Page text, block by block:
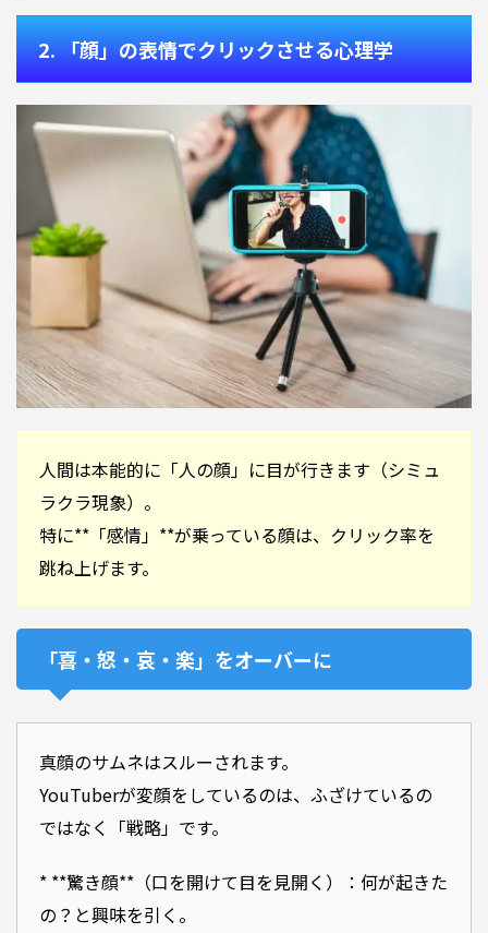
2. 「顔」の表情でクリックさせる心理学
人間は本能的に「人の顔」に目が行きます（シミュ
ラクラ現象）。
特に**「感情」**が乗っている顔は、クリック率を
跳ね上げます。
「喜・怒・哀・楽」をオーバーに
真顔のサムネはスルーされます。
YouTuberが変顔をしているのは、ふざけているの
ではなく「戦略」です。
* **驚き顔**（口を開けて目を見開く）：何が起きた
の？と興味を引く。